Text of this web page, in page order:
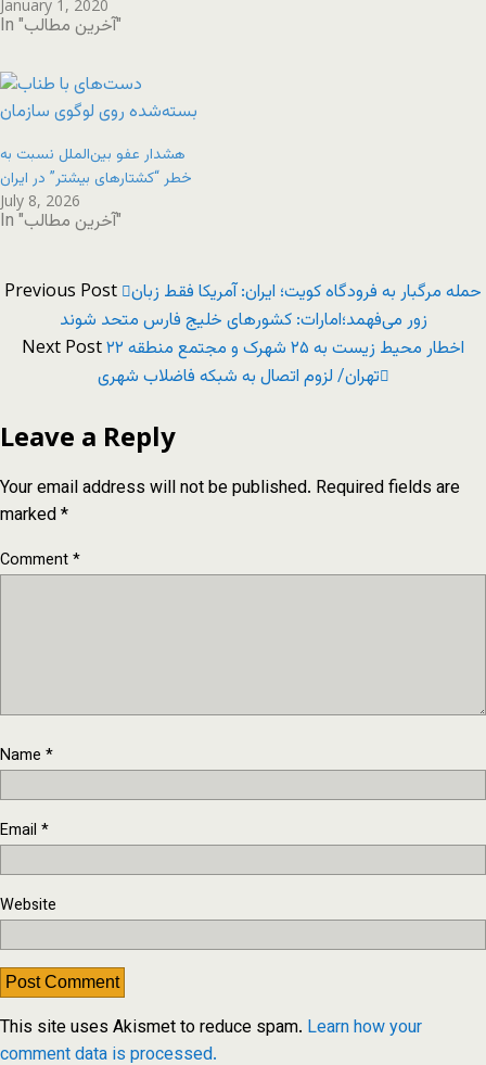
نوشت که «ایران بهای سنگینی
January 1, 2020
In "آخرین مطالب"
هشدار عفو بین‌الملل نسبت به
خطر “کشتارهای بیشتر” در ایران
July 8, 2026
In "آخرین مطالب"
Previous Post حمله‌ مرگبار به فرودگاه کویت؛ ایران: آمریکا فقط زبان
زور می‌فهمد؛امارات: کشورهای خلیج فارس متحد شوند
Next Postاخطار محیط زیست به ۲۵ شهرک و مجتمع منطقه ۲۲
تهران/ لزوم اتصال به شبکه فاضلاب شهری
Leave a Reply
Your email address will not be published. Required fields are
marked*
Comment*
Name *
Email *
Website
This site uses Akismet to reduce spam. Learn how your
comment data is processed.